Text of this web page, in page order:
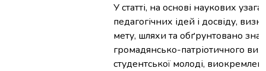
У статті, на основі наукових
педагогічних ідей і досвіду,
мету, шляхи та обґрунтовано
громадянсько-патріотичного
студентської молоді,